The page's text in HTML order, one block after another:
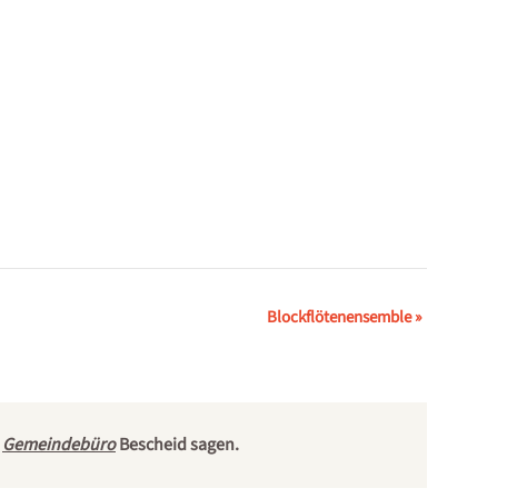
Blockflötenensemble»
GemeindebüroBescheid sagen.